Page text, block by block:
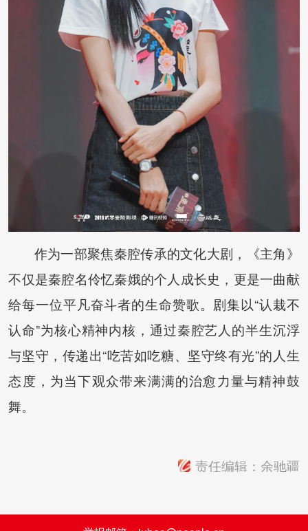
作为一部聚焦秦腔传承的文化大剧，《主角》
不仅是秦腔名伶忆秦娥的个人成长史，更是一曲献
给每一位平凡奋斗者的生命赞歌。剧集以“认栽不
认命”为核心精神内核，通过秦腔艺人的半生沉浮
与坚守，传递出“吃苦如吃糖、坚守终有光”的人生
态度，为当下观众带来满满的治愈力量与精神鼓
舞。
责任编辑： 余驰疆